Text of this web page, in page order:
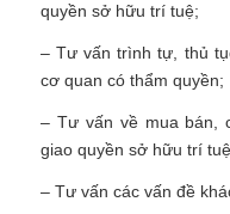
quyền sở hữu trí tuệ;
– Tư vấn trình tự, thủ
cơ quan có thẩm quyền;
– Tư vấn về mua bán,
giao quyền sở hữu trí
– Tư vấn các vấn đề